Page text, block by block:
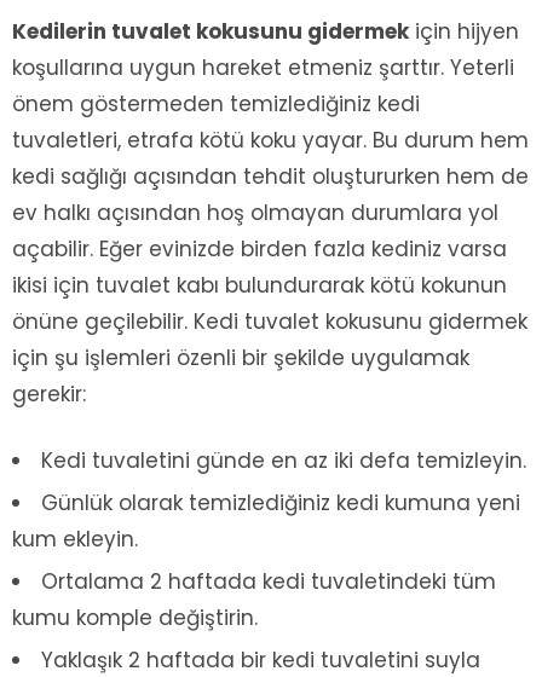
Kedilerin tuvalet kokusunu gidermek için hijyen
koşullarına uygun hareket etmeniz şarttır. Yeterli
önem göstermeden temizlediğiniz kedi
tuvaletleri, etrafa kötü koku yayar. Bu durum hem
kedi sağlığı açısından tehdit oluştururken hem de
ev halkı açısından hoş olmayan durumlara yol
açabilir. Eğer evinizde birden fazla kediniz varsa
ikisi için tuvalet kabı bulundurarak kötü kokunun
önüne geçilebilir. Kedi tuvalet kokusunu gidermek
için şu işlemleri özenli bir şekilde uygulamak
gerekir:
Kedi tuvaletini günde en az iki defa temizleyin.
Günlük olarak temizlediğiniz kedi kumuna yeni
kum ekleyin.
Ortalama 2 haftada kedi tuvaletindeki tüm
kumu komple değiştirin.
Yaklaşık 2 haftada bir kedi tuvaletini suyla